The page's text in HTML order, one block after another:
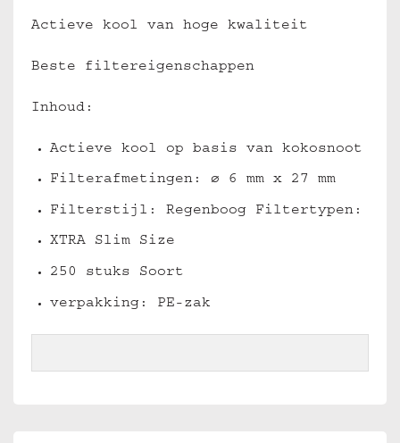
Actieve kool van hoge kwaliteit
Beste filtereigenschappen
Inhoud:
Actieve kool op basis van kokosnoot
Filterafmetingen: ø 6 mm x 27 mm
Filterstijl: Regenboog Filtertypen:
XTRA Slim Size
250 stuks Soort
verpakking: PE-zak